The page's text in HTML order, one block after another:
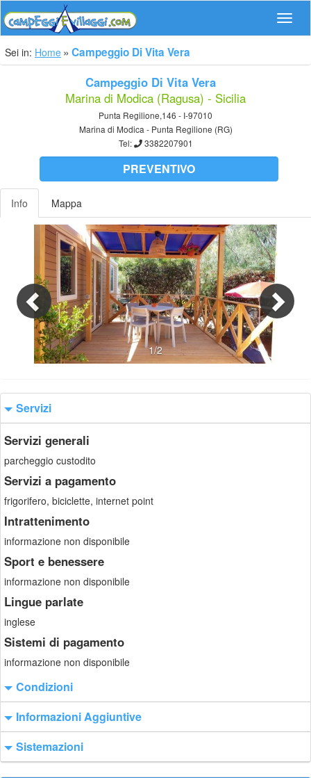
Sei in: Home Campeggio Di Vita Vera
Campeggio Di Vita Vera
Marina di Modica (Ragusa) - Sicilia
Punta Regilione,146 - I-97010
Marina di Modica - Punta Regilione (RG)
Tel:
3382207901
PREVENTIVO
Info Mappa
1/2
Previous
Servizi
Servizi generali
parcheggio custodito
Servizi a pagamento
frigorifero, biciclette, internet point
Intrattenimento
informazione non disponibile
Sport e benessere
informazione non disponibile
Lingue parlate
inglese
Sistemi di pagamento
informazione non disponibile
Condizioni
Informazioni Aggiuntive
Sistemazioni